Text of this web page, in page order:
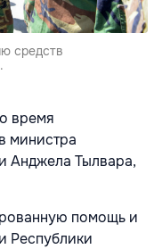
средств
время
министра
Анджела Тылвара,
помощь и
Республики